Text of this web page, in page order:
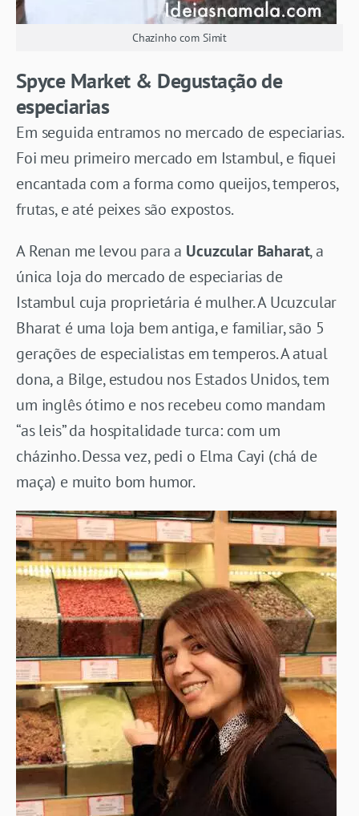
Chazinho com Simit
Spyce Market & Degustação de
especiarias
Em seguida entramos no mercado de especiarias.
Foi meu primeiro mercado em Istambul, e fiquei
encantada com a forma como queijos, temperos,
frutas, e até peixes são expostos.
A Renan me levou para a Ucuzcular Baharat, a
única loja do mercado de especiarias de
Istambul cuja proprietária é mulher. A Ucuzcular
Bharat é uma loja bem antiga, e familiar, são 5
gerações de especialistas em temperos. A atual
dona, a Bilge, estudou nos Estados Unidos, tem
um inglês ótimo e nos recebeu como mandam
“as leis” da hospitalidade turca: com um
cházinho. Dessa vez, pedi o Elma Cayi (chá de
maça) e muito bom humor.